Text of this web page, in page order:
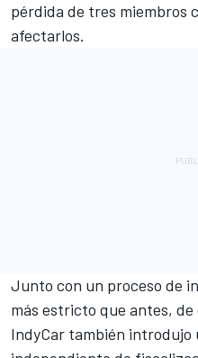
pérdida de tres miembros
afectarlos.
Junto con un proceso de
más estricto que antes,
IndyCar también introdujo